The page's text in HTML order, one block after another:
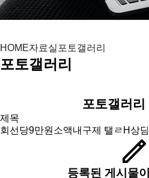
HOME자료실 포토갤러리
포토갤러리
포토갤러리
등록된 게시물